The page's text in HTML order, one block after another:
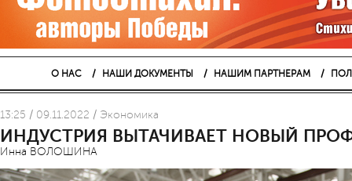
О НАС НАШИ ДОКУМЕНТЫ НАШИМ ПАРТНЕРАМ
13:25 / 09.11.2022 / Экономика
ИНДУСТРИЯ ВЫТАЧИВАЕТ НОВЫЙ
Инна ВОЛОШИНА